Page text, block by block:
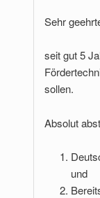
Sehr
seit gut 5
sollen.
Absolut
und